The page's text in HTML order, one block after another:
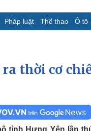
Pháp luật Thể thao Ô tô
đây
Ảnh
E-
Ô tô - Xe
thời cơ
tỉnh Hưng Yên lần